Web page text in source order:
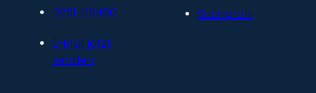
0251 418480
E-Mail jetzt
senden
Suchprofil